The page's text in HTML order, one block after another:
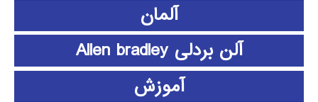
آلمان
آلن بردلی Allen bradley
آموزش